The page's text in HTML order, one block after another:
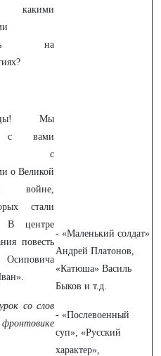
на
Мы
с вами
с
о Великой
войне,
стали
В центре
повесть
со слов
- «Маленький солдат»
Андрей Платонов,
«Катюша» Василь
Быков и т.д.
- «Послевоенный
суп», «Русский
характер»,